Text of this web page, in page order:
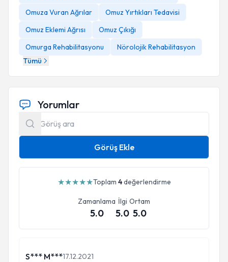
Omuza Vuran Ağrılar
Omuz Yırtıkları Tedavisi
Omuz Eklemi Ağrısı
Omuz Çıkığı
Omurga Rehabilitasyonu
Nörolojik Rehabilitasyon
Tümü
Yorumlar
Görüş Ekle
★★★★★Toplam 4değerlendirme
Zamanlama
5.0
İlgi
5.0
Ortam
5.0
S*** M***17.12.2021